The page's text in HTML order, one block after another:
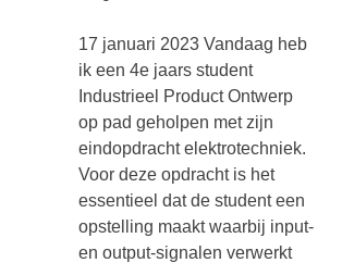
17 januari 2023 Vandaag heb
ik een 4e jaars student
Industrieel Product Ontwerp
op pad geholpen met zijn
eindopdracht elektrotechniek.
Voor deze opdracht is het
essentieel dat de student een
opstelling maakt waarbij input-
en output-signalen verwerkt